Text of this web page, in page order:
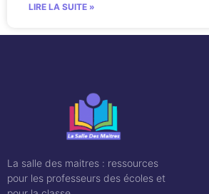
LIRE LA SUITE »
La salle des maitres : ressources
pour les professeurs des écoles et